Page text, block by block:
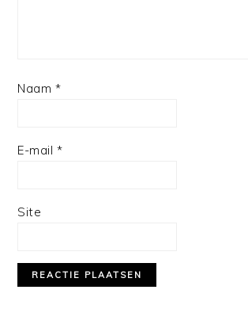
Naam *
E-mail *
Site